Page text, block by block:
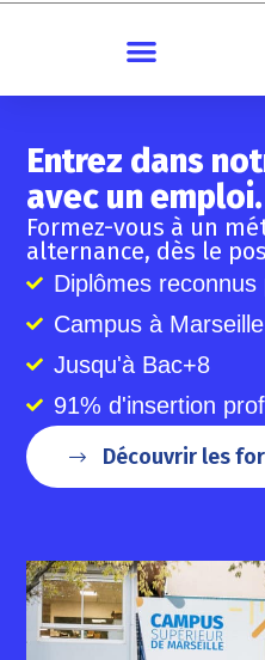
Entrez dans
avec un emploi.
Formez-vous à un
alternance, dès le
Diplômes reconnus
Campus à Marseille
Jusqu'à Bac+8
91% d'insertion
Découvrir les